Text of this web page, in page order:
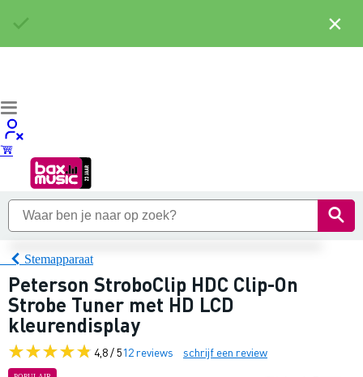
Stemapparaat
Peterson StroboClip HDC Clip-On
Strobe Tuner met HD LCD
kleurendisplay
4,8 / 512 reviews schrijf een review
×